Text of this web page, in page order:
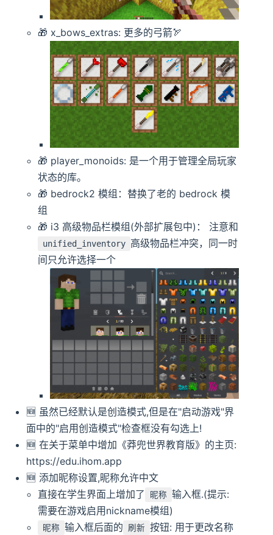
🎁 x_bows_extras: 更多的弓箭🏹
🎁 player_monoids: 是一个用于管理全局玩家
状态的库。
🎁 bedrock2 模组：替换了老的 bedrock 模
组
🎁 i3 高级物品栏模组(外部扩展包中)： 注意和
unified_inventory 高级物品栏冲突，同一时
间只允许选择一个
🆕️️ 虽然已经默认是创造模式,但是在"启动游戏"界
面中的"启用创造模式"检查框没有勾选上!
🆕️️ 在关于菜单中增加《莽兜世界教育版》的主页:
https://edu.ihom.app
🆕️️ 添加昵称设置,昵称允许中文
直接在学生界面上增加了
昵称 输入框.(提示:
需要在游戏启用nickname模组)
昵称 输入框后面的 刷新 按钮: 用于更改名称